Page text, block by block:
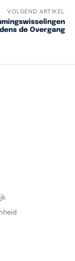
VOLGEND ARTIKEL
de Overgang